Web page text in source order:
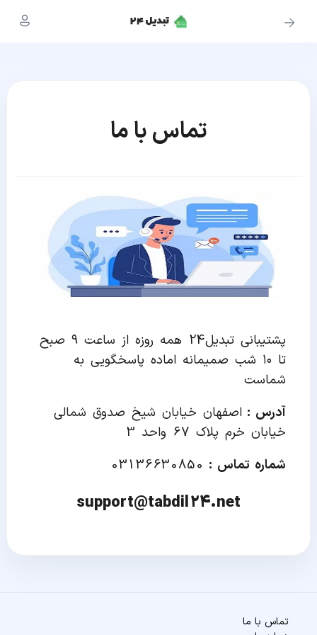
تماس با ما
پشتیبانیتبدیل24
همه روزه از ساعت ۹ صبح
تا ۱۰ شب صمیمانه اماده پاسخگویی به
شماست
آدرس :اصفهان خیابان شیخ صدوق شمالی
خیابان خرم پلاک 67 واحد 3
شماره تماس : 03136630850
support@tabdil24.net
تماس با ما